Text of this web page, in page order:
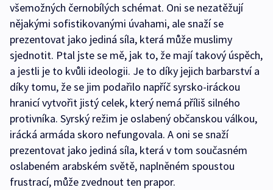
všemožných černobílých schémat. Oni se nezatěžují
nějakými sofistikovanými úvahami, ale snaží se
prezentovat jako jediná síla, která může muslimy
sjednotit. Ptal jste se mě, jak to, že mají takový úspěch,
a jestli je to kvůli ideologii. Je to díky jejich barbarství a
díky tomu, že se jim podařilo napříč syrsko-iráckou
hranicí vytvořit jistý celek, který nemá příliš silného
protivníka. Syrský režim je oslabený občanskou válkou,
irácká armáda skoro nefungovala. A oni se snaží
prezentovat jako jediná síla, která v tom současném
oslabeném arabském světě, naplněném spoustou
frustrací, může zvednout ten prapor.